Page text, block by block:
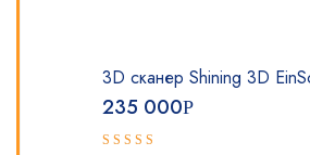
3D сканер Shining 3D
235 000Р